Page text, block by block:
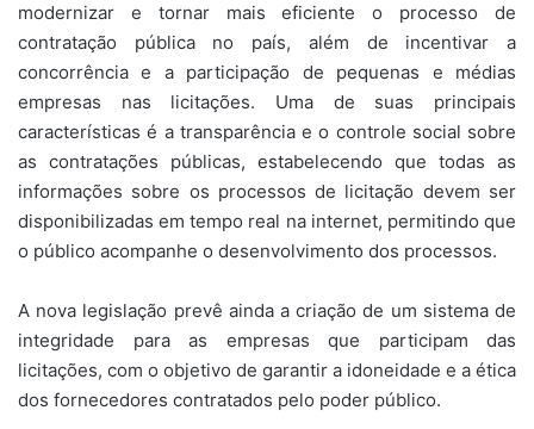
modernizar e tornar mais eficiente o processo de
contratação pública no país, além de incentivar a
concorrência e a participação de pequenas e médias
empresas nas licitações. Uma de suas principais
características é a transparência e o controle social sobre
as contratações públicas, estabelecendo que todas as
informações sobre os processos de licitação devem ser
disponibilizadas em tempo real na internet, permitindo que
o público acompanhe o desenvolvimento dos processos.
A nova legislação prevê ainda a criação de um sistema de
integridade para as empresas que participam das
licitações, com o objetivo de garantir a idoneidade e a ética
dos fornecedores contratados pelo poder público.